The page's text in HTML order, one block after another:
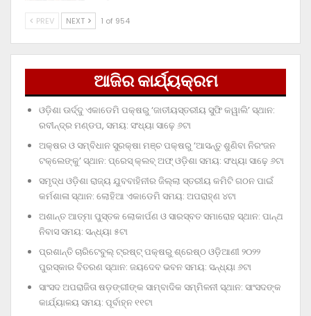
PREV NEXT 1 of 954
ଆଜିର କାର୍ଯ୍ୟକ୍ରମ
ଓଡ଼ିଶା ଊର୍ଦ୍ଦୁ ଏକାଡେମି ପକ୍ଷରୁ ‘ଜାତୀୟସ୍ତରୀୟ ସୁଫି କୱାଲି’ ସ୍ଥାନ:
ରବୀନ୍ଦ୍ର ମଣ୍ଡପ, ସମୟ: ସଂଧ୍ୟା ସାଢ଼େ ୬ଟା
ଅକ୍ଷର ଓ ସମ୍ବିଧାନ ସୁରକ୍ଷା ମଞ୍ଚ ପକ୍ଷରୁ ‘ଆସନ୍ତୁ ଶୁଣିବା ନିରଂଜନ
ଟକ୍‌ଲେଙ୍କୁ’ ସ୍ଥାନ: ପ୍ରେସ୍‌ କ୍ଲବ୍‌ ଅଫ୍‌ ଓଡ଼ିଶା ସମୟ: ସଂଧ୍ୟା ସାଢ଼େ ୬ଟା
ସମୃଦ୍ଧ ଓଡ଼ିଶା ରାଜ୍ୟ ଯୁବବାହିନୀର ଜିଲ୍ଲା ସ୍ତରୀୟ କମିଟି ଗଠନ ପାଇଁ
କର୍ମଶାଳା ସ୍ଥାନ: ଲୋହିଆ ଏକାଡେମି ସମୟ: ଅପରାହ୍‌ଣ ୪ଟା
ଅଶାନ୍ତ ଆତ୍ମା ପୁସ୍ତକ ଲୋକାର୍ପଣ ଓ ସାରସ୍ବତ ସମାରୋହ ସ୍ଥାନ: ପାନ୍ଥ
ନିବାସ ସମୟ: ସନ୍ଧ୍ୟା ୫ଟା
ପ୍ରଶାନ୍ତି ଚାରିଟେବୁଲ୍‌ ଟ୍ରଷ୍ଟ୍‌ ପକ୍ଷରୁ ଶ୍ରେଷ୍ଠ ଓଡ଼ିଆଣୀ ୨୦୨୨
ପୁରସ୍କାର ବିତରଣ ସ୍ଥାନ: ଜୟଦେବ ଭବନ ସମୟ: ସନ୍ଧ୍ୟା ୬ଟା
ସାଂସଦ ଅପରାଜିତା ଷଡ଼ଙ୍ଗୀଙ୍କ ସାମ୍ବାଦିକ ସମ୍ମିଳନୀ ସ୍ଥାନ: ସାଂସଦଙ୍କ
କାର୍ଯ୍ୟାଳୟ ସମୟ: ପୂର୍ବାହ୍ନ ୧୧ଟା